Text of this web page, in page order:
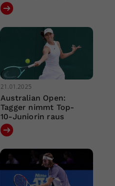
21.01.2025
Australian Open:
Tagger nimmt Top-
10-Juniorin raus